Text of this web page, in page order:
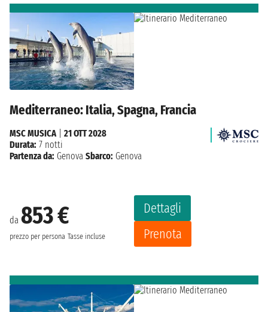
Mediterraneo: Italia, Spagna, Francia
da 853 €
prezzo per persona Tasse incluse
Dettagli
Prenota
MSC MUSICA| 21 OTT 2028
Durata: 7 notti
Partenza da: Genova Sbarco: Genova